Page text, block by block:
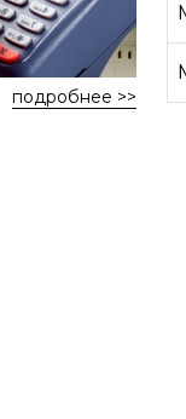
подробнее >>